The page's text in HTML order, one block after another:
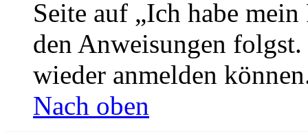
Seite auf „Ich habe
den Anweisungen
wieder anmelden
Nach oben